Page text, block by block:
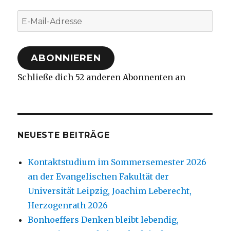
E-
Mail-
Adresse
ABONNIEREN
Schließe dich 52 anderen Abonnenten an
NEUESTE BEITRÄGE
Kontaktstudium im Sommersemester 2026
an der Evangelischen Fakultät der
Universität Leipzig, Joachim Leberecht,
Herzogenrath 2026
Bonhoeffers Denken bleibt lebendig,